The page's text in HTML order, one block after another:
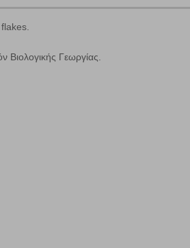
Βιολογικής Γεωργίας.
γρήγορη αναζήτηση προϊόντων.
με κόμμα ανάμεσά τους, και κάντε
και πληροφορίες σχετικές με την
είναι μικρά αρχεία κειμένου τα